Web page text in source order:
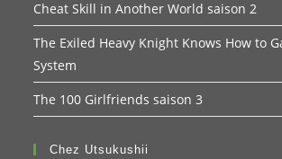
Cheat Skill in Another World saison 2
The Exiled Heavy Knight Knows How to
System
The 100 Girlfriends saison 3
Chez Utsukushii